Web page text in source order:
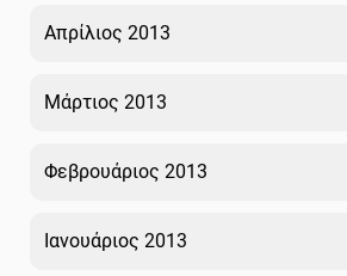
Απρίλιος 2013
Μάρτιος 2013
Φεβρουάριος 2013
Ιανουάριος 2013